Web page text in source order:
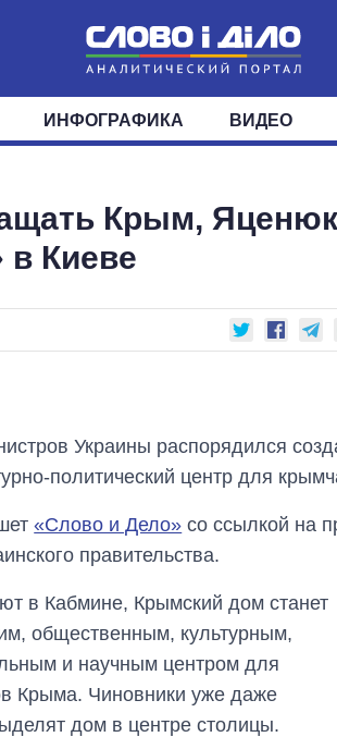
ПОЛИТИКА ЭКОНОМИКА ОБЩЕСТВО
ДЕПУТАТЫ КОМИТЕТЫ ФРАКЦИИ
ИНФОГРАФИКА ВИДЕО
Крым, Яценюк
в Киеве
Украины распорядился
политический центр для
«Слово и Дело» со ссылкой на
правительства.
в Кабмине, Крымский дом станет
общественным, культурным,
и научным центром для
Крыма. Чиновники уже даже
дом в центре столицы.